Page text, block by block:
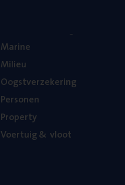
Mari­ne
Mili­eu
Oogst­ver­ze­ke­ring
Per­so­nen
Pro­per­ty
Voer­tuig& vloot